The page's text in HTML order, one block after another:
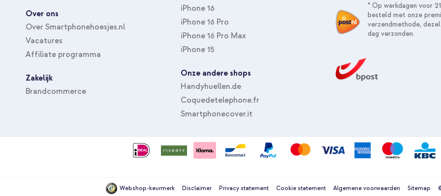
Over ons
Over Smartphonehoesjes.nl
Vacatures
Affiliate programma
Zakelijk
Brandcommerce
iPhone 16
iPhone 16 Pro
iPhone 16 Pro Max
iPhone 15
Onze andere shops
Handyhuellen.de
Coquedetelephone.fr
Smartphonecover.it
* Op werkdagen voor
besteld met onze
verzendmethode,
dag verzonden.
Webshop-keurmerk Disclaimer Privacy statement Cookie statement Algemene voorwaarden Sitemap